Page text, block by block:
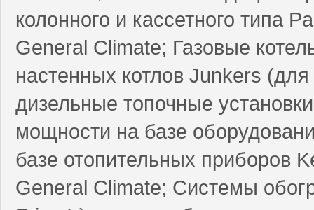
колонного и кассетного типа
General Climate; Газовые
настенных котлов Junkers
дизельные топочные
мощности на базе
базе отопительных приборов
General Climate; Системы